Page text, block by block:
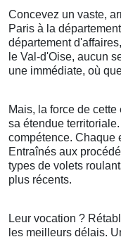
Concevez un vaste,
Paris à la
département
le Val-d'Oise, aucun
une immédiate, où
Mais, la force de
sa étendue
compétence. Chaque
Entraînés aux
types de volets
plus récents.
Leur vocation ?
les meilleurs délais.